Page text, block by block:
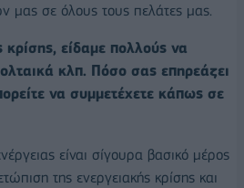
μας σε όλους τους πελάτες μας.
είδαμε πολλούς να
κλπ. Πόσο σας επηρεάζει
να συμμετέχετε κάπως σε
είναι σίγουρα βασικό μέρος
της ενεργειακής κρίσης και